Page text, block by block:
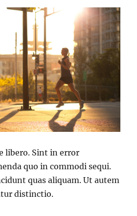
libero. Sint in error
quo in commodi sequi.
quas aliquam. Ut autem
distinctio.